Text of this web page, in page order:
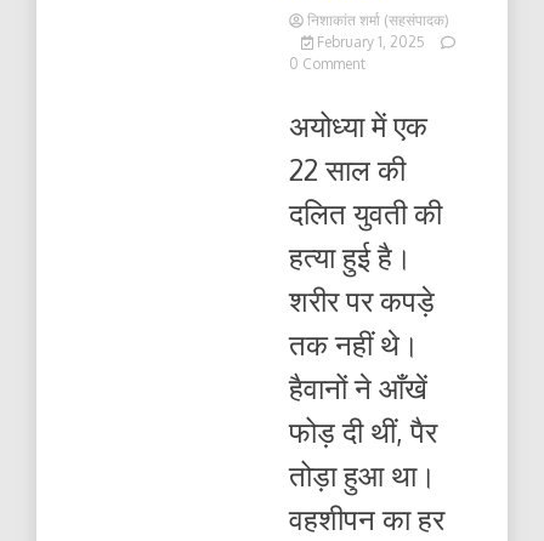
निशाकांत शर्मा (सहसंपादक)
February 1, 2025
0 Commenton
एक
साल
दलित
युवती
की
हुई
शरीर
कपड़े
नहीं
अयोध्या में एक
22 साल की
दलित युवती की
हत्या हुई है।
शरीर पर कपड़े
तक नहीं थे।
हैवानों ने आँखें
फोड़ दी थीं, पैर
तोड़ा हुआ था।
वहशीपन का हर